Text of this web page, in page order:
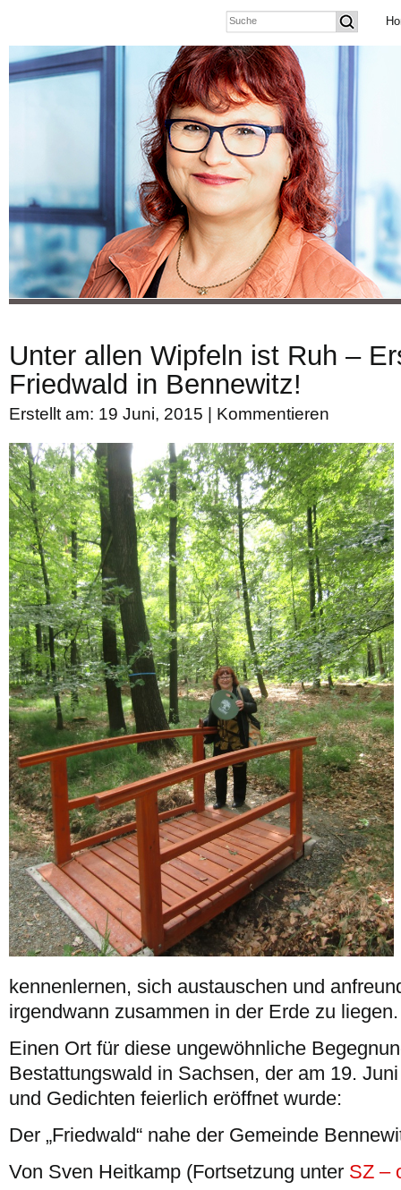
Unter allen Wipfeln ist Ruh –
Friedwald in Bennewitz!
Erstellt am: 19 Juni, 2015 | Kommentieren
kennenlernen, sich austauschen und
irgendwann zusammen in der Erde zu liegen.
Einen Ort für diese ungewöhnliche
Bestattungswald in Sachsen, der am 19.
und Gedichten feierlich eröffnet wurde:
Der „Friedwald“ nahe der Gemeinde
Von Sven Heitkamp (Fortsetzung unter SZ –